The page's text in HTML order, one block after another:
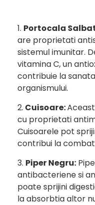
1. Portocala
are proprietati
sistemul imunitar.
vitamina C, un
contribuie la
organismului.
2. Cuisoare:
cu proprietati
Cuisoarele pot
contribui la
3. Piper Negru:
antibacteriene si
poate sprijini
la absorbtia altor